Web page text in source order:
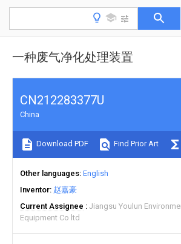
一种废气净化处理装置
CN212283377U
China
Download PDF Find Prior Art
Other languages English
Inventor 赵嘉豪
Current Assignee
Jiangsu Youlun
Equipment Co ltd